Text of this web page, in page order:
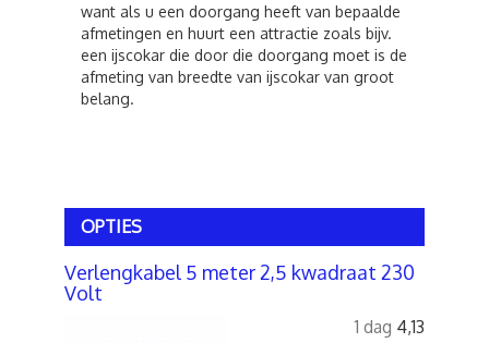
want als u een doorgang heeft van bepaalde
afmetingen en huurt een attractie zoals bijv.
een ijscokar die door die doorgang moet is de
afmeting van breedte van ijscokar van groot
belang.
OPTIES
Verlengkabel 5 meter 2,5 kwadraat 230
Volt
1 dag 4,13